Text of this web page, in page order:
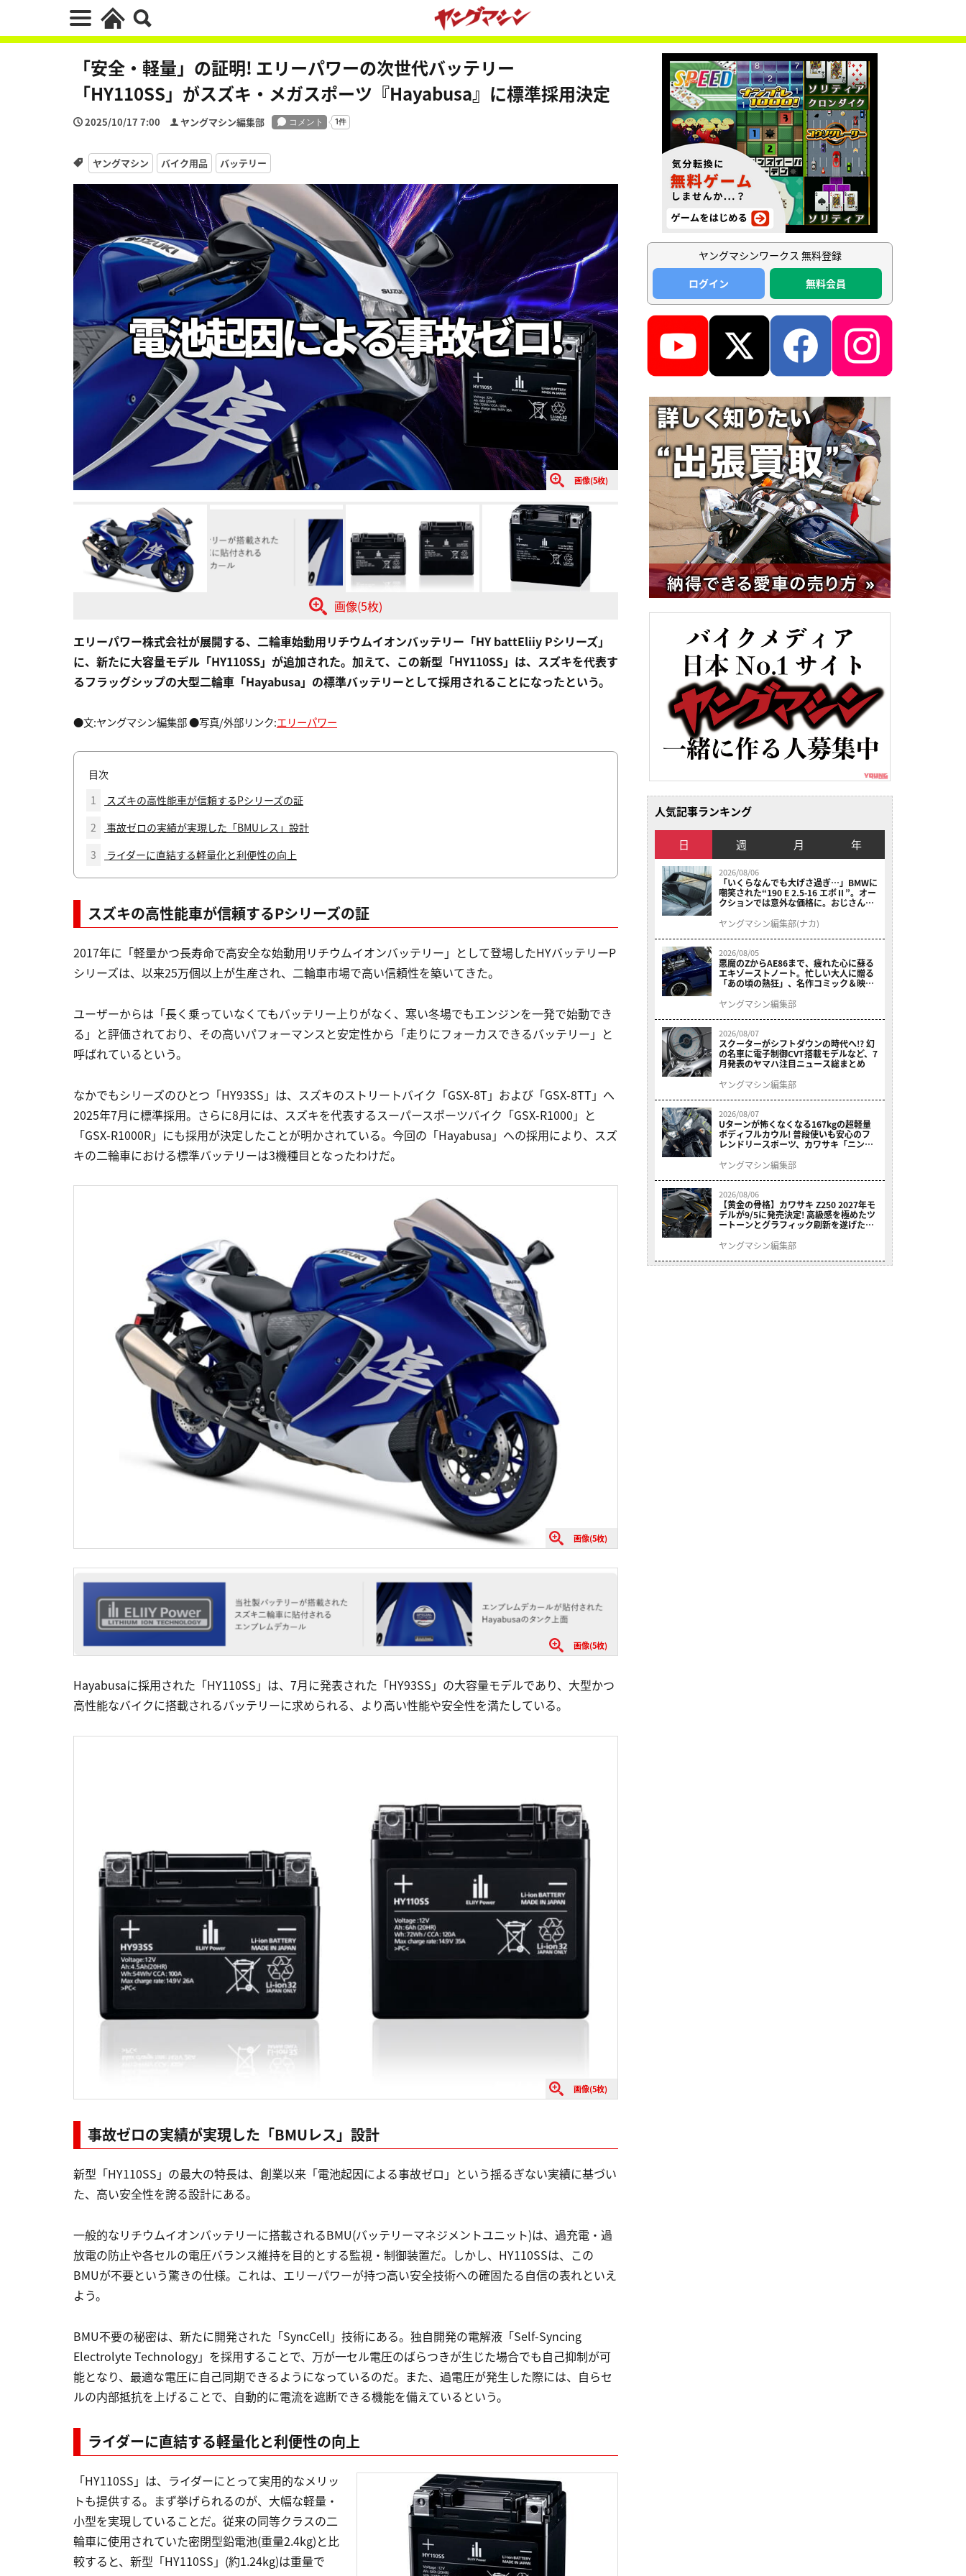
「安全・軽量」の証明! エリーパワーの次世代バッテリー
「HY110SS」がスズキ・メガスポーツ『Hayabusa』に標準採用決定
2025/10/17 7:00 ヤングマシン編集部
ヤングマシン バイク用品 バッテリー
画像(5枚)
画像(5枚)
エリーパワー株式会社が展開する、二輪車始動用リチウムイオンバッテリー「HY battEliiy Pシリーズ」
に、新たに大容量モデル「HY110SS」が追加された。加えて、この新型「HY110SS」は、スズキを代表す
るフラッグシップの大型二輪車「Hayabusa」の標準バッテリーとして採用されることになったという。
●文:ヤングマシン編集部 ●写真/外部リンク:エリーパワー
目次
1
スズキの高性能車が信頼するPシリーズの証
2
事故ゼロの実績が実現した「BMUレス」設計
3
ライダーに直結する軽量化と利便性の向上
スズキの高性能車が信頼するPシリーズの証
2017年に「軽量かつ長寿命で高安全な始動用リチウムイオンバッテリー」として登場したHYバッテリーP
シリーズは、以来25万個以上が生産され、二輪車市場で高い信頼性を築いてきた。
ユーザーからは「長く乗っていなくてもバッテリー上りがなく、寒い冬場でもエンジンを一発で始動でき
る」と評価されており、その高いパフォーマンスと安定性から「走りにフォーカスできるバッテリー」と
呼ばれているという。
なかでもシリーズのひとつ「HY93SS」は、スズキのストリートバイク「GSX-8T」および「GSX-8TT」へ
2025年7月に標準採用。さらに8月には、スズキを代表するスーパースポーツバイク「GSX-R1000」と
「GSX-R1000R」にも採用が決定したことが明かされている。今回の「Hayabusa」への採用により、スズ
キの二輪車における標準バッテリーは3機種目となったわけだ。
画像(5枚)
画像(5枚)
Hayabusaに採用された「HY110SS」は、7月に発表された「HY93SS」の大容量モデルであり、大型かつ
高性能なバイクに搭載されるバッテリーに求められる、より高い性能や安全性を満たしている。
画像(5枚)
事故ゼロの実績が実現した「BMUレス」設計
新型「HY110SS」の最大の特長は、創業以来「電池起因による事故ゼロ」という揺るぎない実績に基づい
た、高い安全性を誇る設計にある。
一般的なリチウムイオンバッテリーに搭載されるBMU(バッテリーマネジメントユニット)は、過充電・過
放電の防止や各セルの電圧バランス維持を目的とする監視・制御装置だ。しかし、HY110SSは、この
BMUが不要という驚きの仕様。これは、エリーパワーが持つ高い安全技術への確固たる自信の表れといえ
よう。
BMU不要の秘密は、新たに開発された「SyncCell」技術にある。独自開発の電解液「Self-Syncing
Electrolyte Technology」を採用することで、万が一セル電圧のばらつきが生じた場合でも自己抑制が可
能となり、最適な電圧に自己同期できるようになっているのだ。また、過電圧が発生した際には、自らセ
ルの内部抵抗を上げることで、自動的に電流を遮断できる機能を備えているという。
ライダーに直結する軽量化と利便性の向上
「HY110SS」は、ライダーにとって実用的なメリッ
トも提供する。まず挙げられるのが、大幅な軽量・
小型を実現していることだ。従来の同等クラスの二
輪車に使用されていた密閉型鉛電池(重量2.4kg)と比
較すると、新型「HY110SS」(約1.24kg)は重量で
ヤングマシンワークス 無料登録
ログイン
無料会員
人気記事ランキング
日 週 月 年
2026/08/06
「いくらなんでも大げさ過ぎ…」BMWに
嘲笑された“190 E 2.5-16 エボⅡ”。オー
クションでは意外な価格に。おじさん達
ヤングマシン編集部(ナカ)
2026/08/05
悪魔のZからAE86まで、疲れた心に蘇る
エキゾーストノート。忙しい大人に贈る
「あの頃の熱狂」、名作コミック＆映画
結！
ヤングマシン編集部
2026/08/07
スクーターがシフトダウンの時代へ!? 幻
の名車に電子制御CVT搭載モデルなど、7
月発表のヤマハ注目ニュース総まとめ
ヤングマシン編集部
2026/08/07
Uターンが怖くなくなる167kgの超軽量
ボディフルカウル! 普段使いも安心のフ
レンドリースポーツ、カワサキ「ニンジ
9/5発売
ヤングマシン編集部
2026/08/06
【黄金の骨格】カワサキ Z250 2027年モ
デルが9/5に発売決定! 高級感を極めたツ
ートーンとグラフィック刷新を遂げた本
ヤングマシン編集部